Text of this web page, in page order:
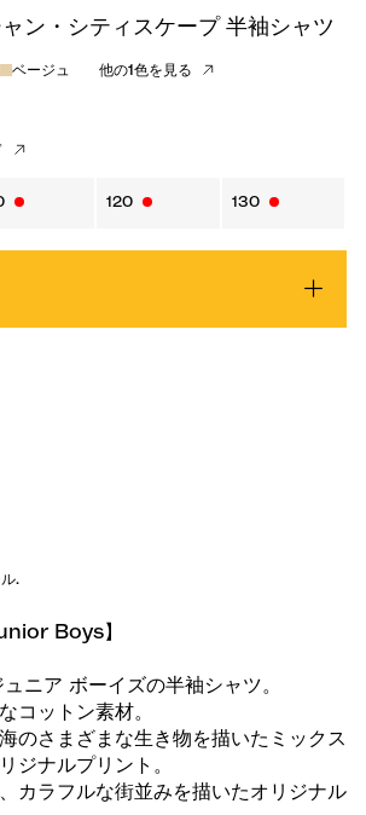
ン・シティスケープ 半袖シャツ
ベージュ 他の1色を見る
120 130
.
Boys】
ニア ボーイズの半袖シャツ。
コットン素材。
のさまざまな生き物を描いたミックス
ジナルプリント。
カラフルな街並みを描いたオリジナル